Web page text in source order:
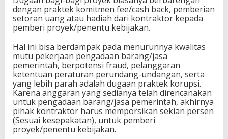
dengan praktek komitmen fee/cash back, pemberian
setoran uang atau hadiah dari kontraktor kepada
pemberi proyek/penentu kebijakan.
Hal ini bisa berdampak pada menurunnya kwalitas
mutu pekerjaan pengadaan barang/jasa
pemerintah, berpotensi fraud, pelanggaran
ketentuan peraturan perundang-undangan, serta
yang lebih parah adalah dugaan praktek korupsi.
Karena anggaran yang sedianya telah direncanakan
untuk pengadaan barang/jasa pemerintah, akhirnya
pihak kontraktor harus memporsikan sekian persen
(Sesuai kesepakatan), untuk pemberi
proyek/penentu kebijakan.